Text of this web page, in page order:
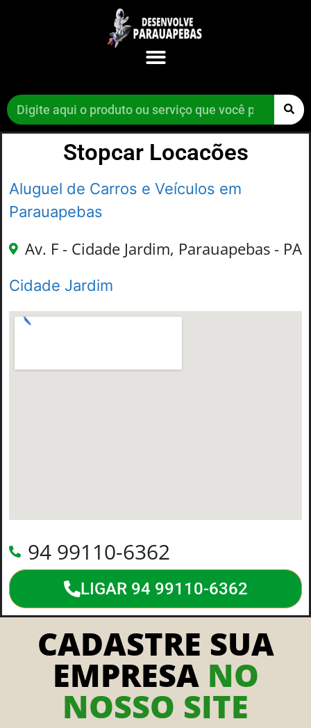
Stopcar Locacões
Aluguel de Carros e Veículos em
Parauapebas
Av. F - Cidade Jardim, Parauapebas - PA
Cidade Jardim
94 99110-6362
LIGAR 94 99110-6362
CADASTRE SUA
EMPRESA NO
NOSSO SITE